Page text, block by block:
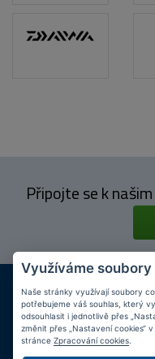
Připojte se k našim
DOPRAVA ZDARMA
Při nákupu nad 2 000 Kč
Tipyk nákupu
Využíváme
Naše stránky využívají soubory
potřebujeme váš souhlas, který
odsouhlasit i jednotlivě přes
změnit přes „Nastavení cookies“
stránce Zpracování cookies